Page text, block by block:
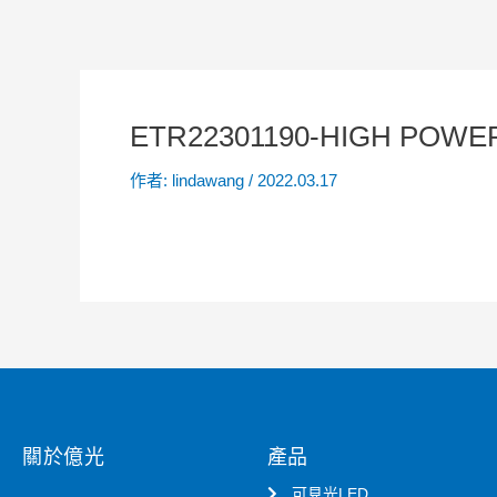
ETR22301190-HIGH
作者: lindawang / 2022.03.17
關於億光 產品